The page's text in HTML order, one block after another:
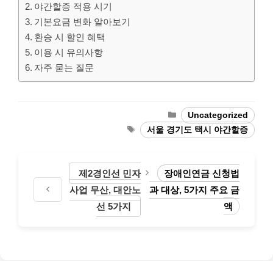
야간할증 적용 시기
기본요금 변화 알아보기
환승 시 할인 혜택
이용 시 유의사항
자주 묻는 질문
Categories
Uncategorized
Tags
서울 경기도 택시 야간할증
제2경인선 민자
사업 무산, 대안노
선 5가지
장애인연금 신청법
과 대상, 5가지 주요 금
액